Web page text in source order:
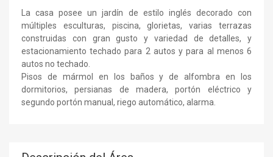
La casa posee un jardín de estilo inglés decorado con
múltiples esculturas, piscina, glorietas, varias terrazas
construidas con gran gusto y variedad de detalles, y
estacionamiento techado para 2 autos y para al menos 6
autos no techado.
Pisos de mármol en los baños y de alfombra en los
dormitorios, persianas de madera, portón eléctrico y
segundo portón manual, riego automático, alarma.